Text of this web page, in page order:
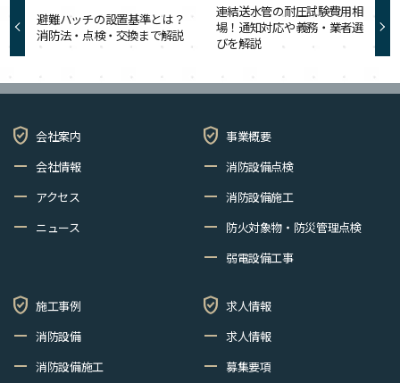
避難ハッチの設置基準とは？
消防法・点検・交換まで解説
連結送水管の耐圧試験費用相
場！通知対応や義務・業者選
びを解説
verified_user 会社案内
remove 会社情報
remove アクセス
remove ニュース
verified_user 事業概要
remove 消防設備点検
remove 消防設備施工
remove 防火対象物・防災管理点検
remove 弱電設備工事
verified_user 施工事例
remove 消防設備
remove 消防設備施工
verified_user 求人情報
remove 求人情報
remove 募集要項